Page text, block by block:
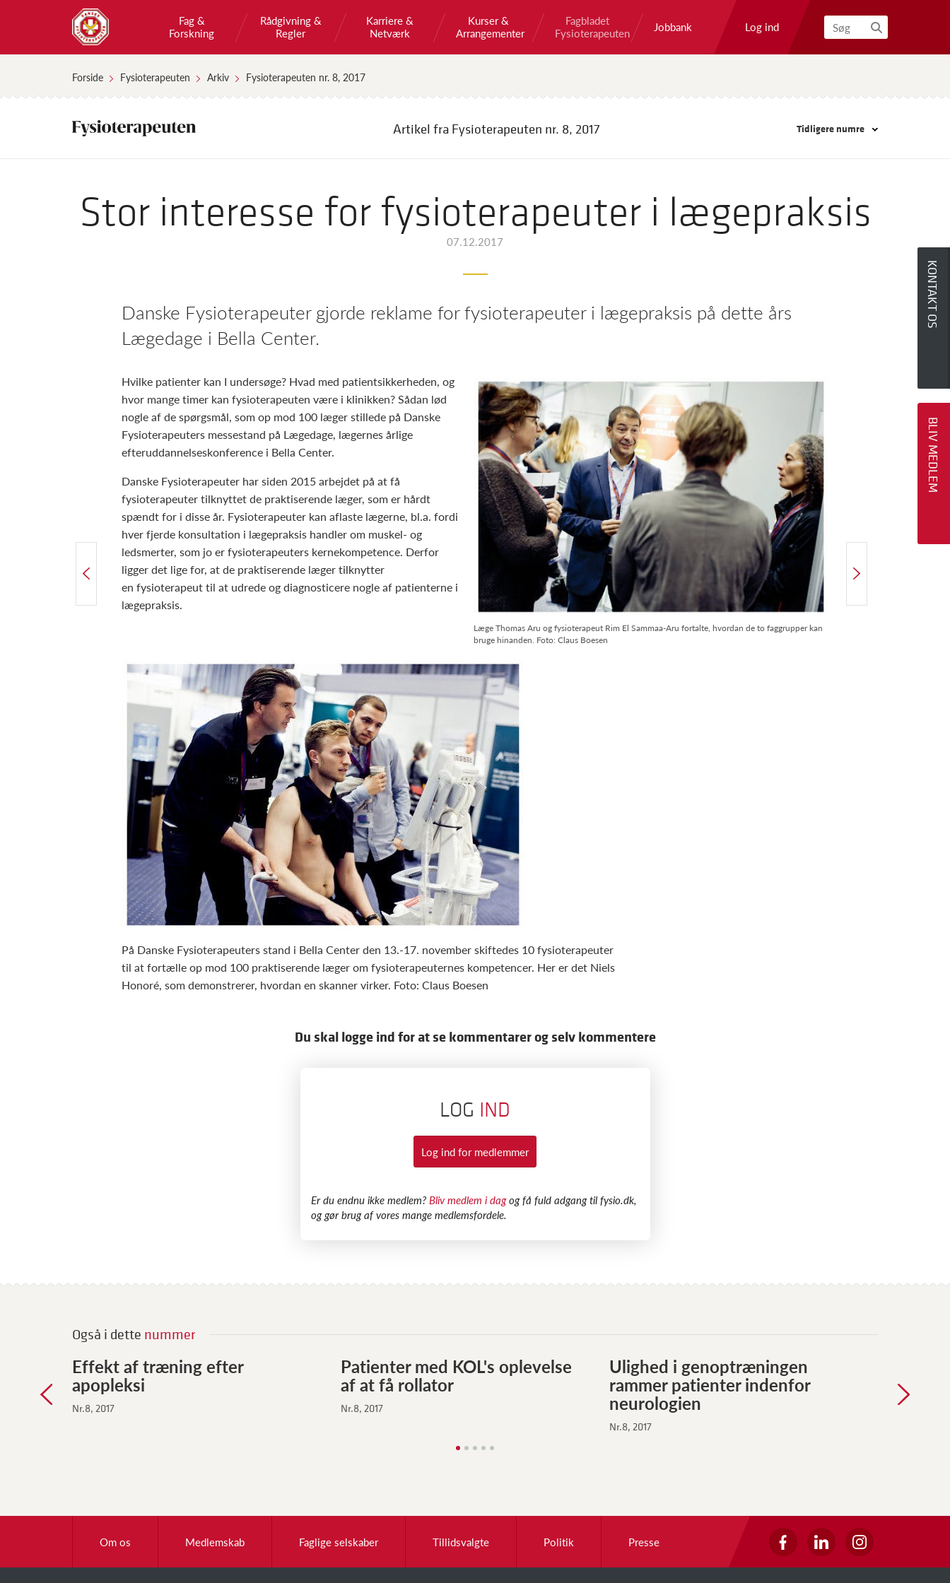
Log ind
Fag &
Forskning
Rådgivning &
Regler
Karriere &
Netværk
Kurser &
Arrangementer
Fagbladet
Fysioterapeuten
Jobbank
Forside Fysioterapeuten Arkiv Fysioterapeuten nr. 8, 2017
Artikel fra Fysioterapeuten nr. 8, 2017 Tidligere numre
Stor interesse for fysioterapeuter i lægepraksis
07.12.2017
Danske Fysioterapeuter gjorde reklame for fysioterapeuter i lægepraksis på dette års
Lægedage i Bella Center.
Læge Thomas Aru og fysioterapeut Rim El Sammaa-Aru fortalte, hvordan de to faggrupper kan
bruge hinanden. Foto: Claus Boesen
Hvilke patienter kan I undersøge? Hvad med patientsikkerheden, og
hvor mange timer kan fysioterapeuten være i klinikken? Sådan lød
nogle af de spørgsmål, som op mod 100 læger stillede på Danske
Fysioterapeuters messestand på Lægedage, lægernes årlige
efteruddannelseskonference i Bella Center.
Danske Fysioterapeuter har siden 2015 arbejdet på at få
fysioterapeuter tilknyttet de praktiserende læger, som er hårdt
spændt for i disse år. Fysioterapeuter kan aflaste lægerne, bl.a. fordi
hver fjerde konsultation i lægepraksis handler om muskel- og
ledsmerter, som jo er fysioterapeuters kernekompetence. Derfor
ligger det lige for, at de praktiserende læger tilknytter
en fysioterapeut til at udrede og diagnosticere nogle af patienterne i
lægepraksis.
På Danske Fysioterapeuters stand i Bella Center den 13.-17. november skiftedes 10 fysioterapeuter
til at fortælle op mod 100 praktiserende læger om fysioterapeuternes kompetencer. Her er det Niels
Honoré, som demonstrerer, hvordan en skanner virker. Foto: Claus Boesen
Du skal logge ind for at se kommentarer og selv kommentere
LOG IND
Log ind for medlemmer
​Er du endnu ikke medlem? Bliv medlem i dagog få fuld adgang til fysio.dk,
og gør brug af vores mange medlemsfordele.
FORRIGE ARTIKEL
"Jeg er blevet mere selvsikker, når jeg kommunikerer med borgerne"
NÆSTE ARTIKEL
Også i dette nummer
Effekt af træning efter
apopleksi
Nr.8, 2017
Patienter med KOL's oplevelse
af at få rollator
Nr.8, 2017
Ulighed i genoptræningen
rammer patienter indenfor
neurologien
Nr.8, 2017
Om os Medlemskab Faglige selskaber Tillidsvalgte Politik Presse
KONTAKT OS
BLIV MEDLEM